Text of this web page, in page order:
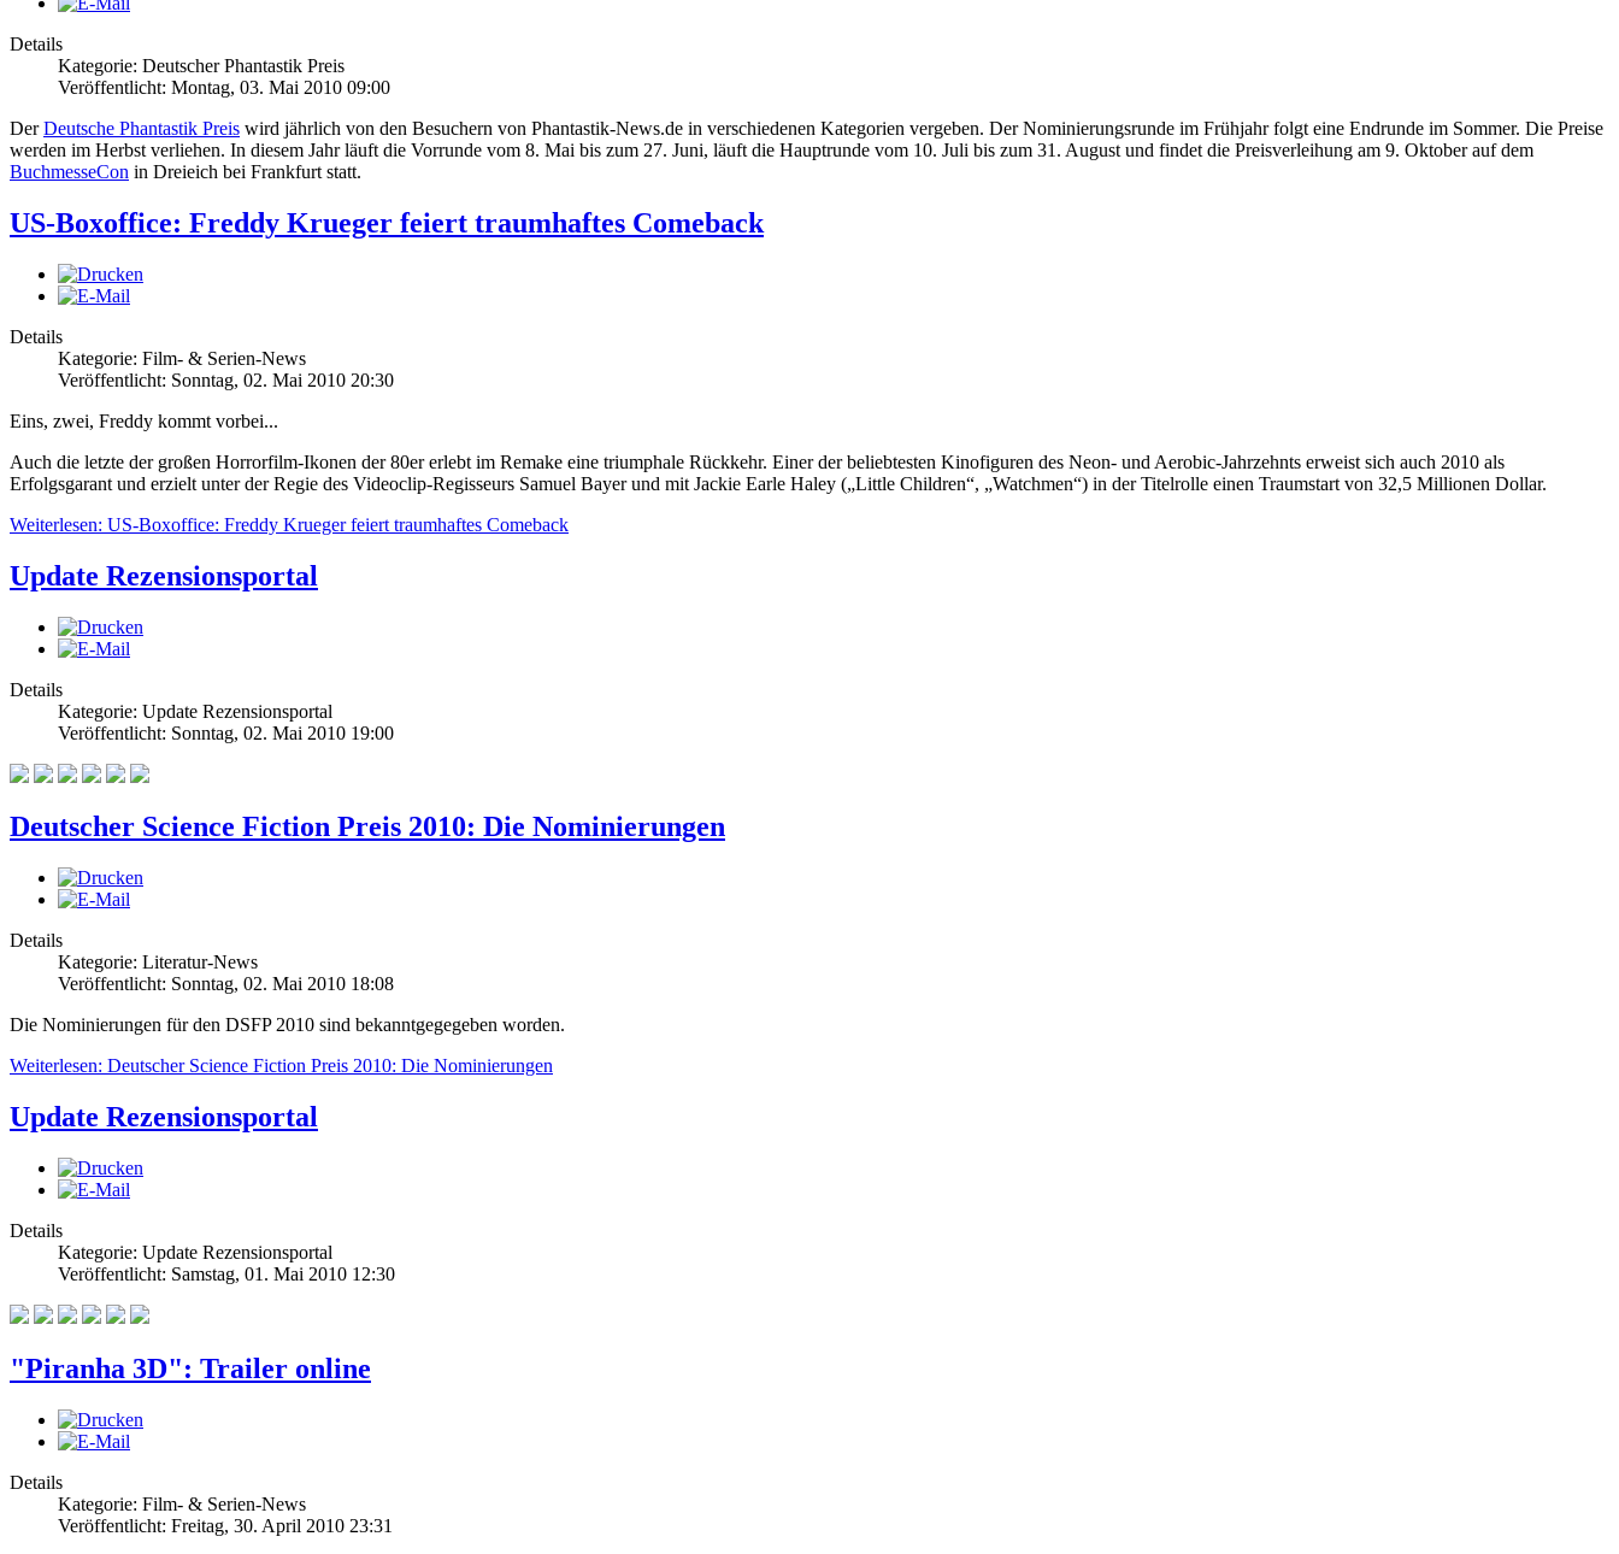
Details
Kategorie: Deutscher Phantastik Preis
Veröffentlicht: Montag, 03. Mai 2010 09:00
DerDeutsche Phantastik Preis wird jährlich von den Besuchern von Phantastik-News.de in verschiedenen Kategorien vergeben. Der Nominierungsrunde im Frühjahr folgt eine Endrunde im Sommer. Die Preise
werden im Herbst verliehen. In diesem Jahr läuft die Vorrunde vom 8. Mai bis zum 27. Juni, läuft die Hauptrunde vom 10. Juli bis zum 31. August und findet die Preisverleihung am 9. Oktober auf dem
BuchmesseCon in Dreieich bei Frankfurt statt.
US-Boxoffice: Freddy Krueger feiert traumhaftes Comeback
Details
Kategorie: Film- & Serien-News
Veröffentlicht: Sonntag, 02. Mai 2010 20:30
Eins, zwei, Freddy kommt vorbei...
Auch die letzte der großen Horrorfilm-Ikonen der 80er erlebt im Remake eine triumphale Rückkehr. Einer der beliebtesten Kinofiguren des Neon- und Aerobic-Jahrzehnts erweist sich auch 2010 als
Erfolgsgarant und erzielt unter der Regie des Videoclip-Regisseurs Samuel Bayer und mit Jackie Earle Haley („Little Children“, „Watchmen“) in der Titelrolle einen Traumstart von 32,5 Millionen Dollar.
Weiterlesen: US-Boxoffice: Freddy Krueger feiert traumhaftes Comeback
Update Rezensionsportal
Details
Kategorie: Update Rezensionsportal
Veröffentlicht: Sonntag, 02. Mai 2010 19:00
Deutscher Science Fiction Preis 2010: Die Nominierungen
Details
Kategorie: Literatur-News
Veröffentlicht: Sonntag, 02. Mai 2010 18:08
Die Nominierungen für den DSFP 2010 sind bekanntgegegeben worden.
Weiterlesen: Deutscher Science Fiction Preis 2010: Die Nominierungen
Update Rezensionsportal
Details
Kategorie: Update Rezensionsportal
Veröffentlicht: Samstag, 01. Mai 2010 12:30
"Piranha 3D": Trailer online
Details
Kategorie: Film- & Serien-News
Veröffentlicht: Freitag, 30. April 2010 23:31